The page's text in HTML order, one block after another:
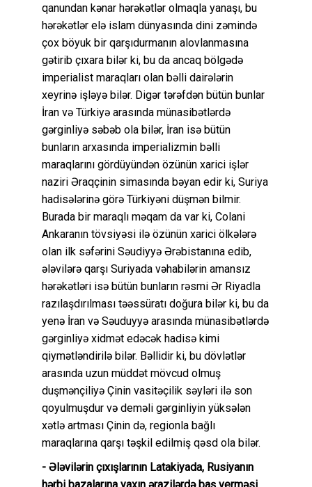
qanundan kənar hərəkətlər olmaqla yanaşı, bu
hərəkətlər elə islam dünyasında dini zəmində
çox böyuk bir qarşıdurmanın alovlanmasına
gətirib çıxara bilər ki, bu da ancaq bölgədə
imperialist maraqları olan bəlli dairələrin
xeyrinə işləyə bilər. Digər tərəfdən bütün bunlar
İran və Türkiyə arasında münasibətlərdə
gərginliyə səbəb ola bilər, İran isə bütün
bunların arxasında imperializmin bəlli
maraqlarını gördüyündən özünün xarici işlər
naziri Əraqçinin simasında bəyan edir ki, Suriya
hadisələrinə görə Türkiyəni düşmən bilmir.
Burada bir maraqlı məqam da var ki, Colani
Ankaranın tövsiyəsi ilə özünün xarici ölkələrə
olan ilk səfərini Səudiyyə Ərəbistanına edib,
ələvilərə qarşı Suriyada vəhabilərin amansız
hərəkətləri isə bütün bunların rəsmi Ər Riyadla
razılaşdırılması təəssüratı doğura bilər ki, bu da
yenə İran və Səuduyyə arasında münasibətlərdə
gərginliyə xidmət edəcək hadisə kimi
qiymətləndirilə bilər. Bəllidir ki, bu dövlətlər
arasında uzun müddət mövcud olmuş
duşmənçiliyə Çinin vasitəçilik səyləri ilə son
qoyulmuşdur və deməli gərginliyin yüksələn
xətlə artması Çinin də, regionla bağlı
maraqlarına qarşı təşkil edilmiş qəsd ola bilər.
- Ələvilərin çıxışlarının Latakiyada, Rusiyanın